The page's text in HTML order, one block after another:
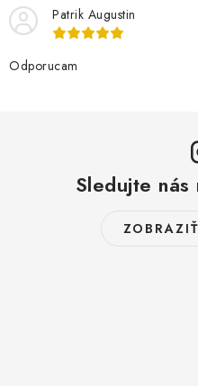
Patrik Augustin
Odporucam
Sledujte nás